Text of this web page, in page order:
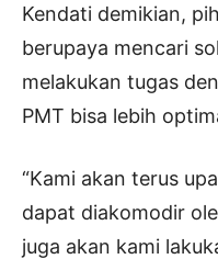
Kendati demikian,
berupaya mencari
melakukan tugas
PMT bisa lebih
“Kami akan terus
dapat diakomodir
juga akan kami